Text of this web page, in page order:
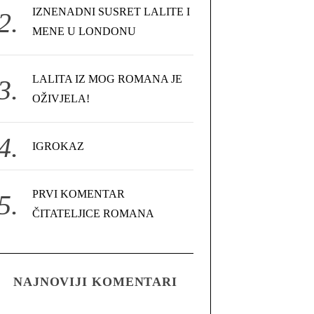
IZNENADNI SUSRET LALITE I
MENE U LONDONU
LALITA IZ MOG ROMANA JE
OŽIVJELA!
IGROKAZ
PRVI KOMENTAR
ČITATELJICE ROMANA
NAJNOVIJI KOMENTARI